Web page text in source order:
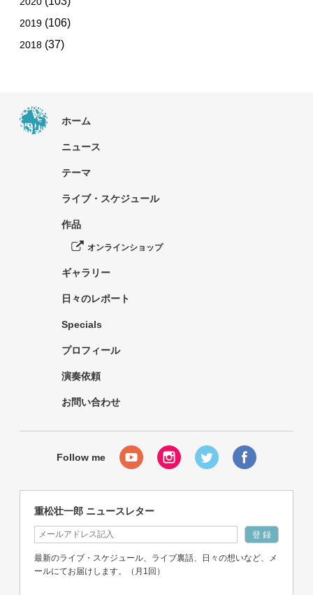
2019 (106)
2018 (37)
ホーム
ニュース
テーマ
ライブ・スケジュール
作品
オンラインショップ
ギャラリー
日々のレポート
Specials
プロフィール
演奏依頼
お問い合わせ
重松壮一郎 ニュースレター
最新のライブ・スケジュール、ライブ裏話、日々の想いなど、メ
ールにてお届けします。（月1回）